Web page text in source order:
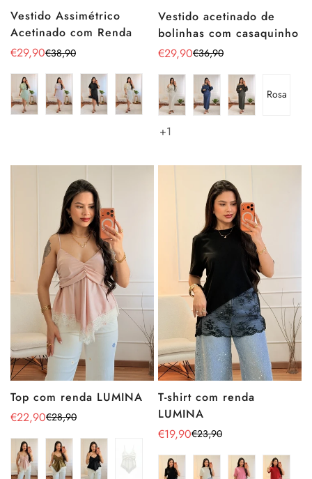
Vestido Assimétrico
Acetinado com Renda
Preço
de
venda
€29,90
Preço
regular
€38,90
Vestido acetinado de
bolinhas com casaquinho
Preço
de
venda
€29,90
Preço
regular
€36,90
Rosa
+1
Top com renda LUMINA
Preço
de
venda
€22,90
Preço
regular
€28,90
T-shirt com renda
LUMINA
Preço
de
venda
€19,90
Preço
regular
€23,90